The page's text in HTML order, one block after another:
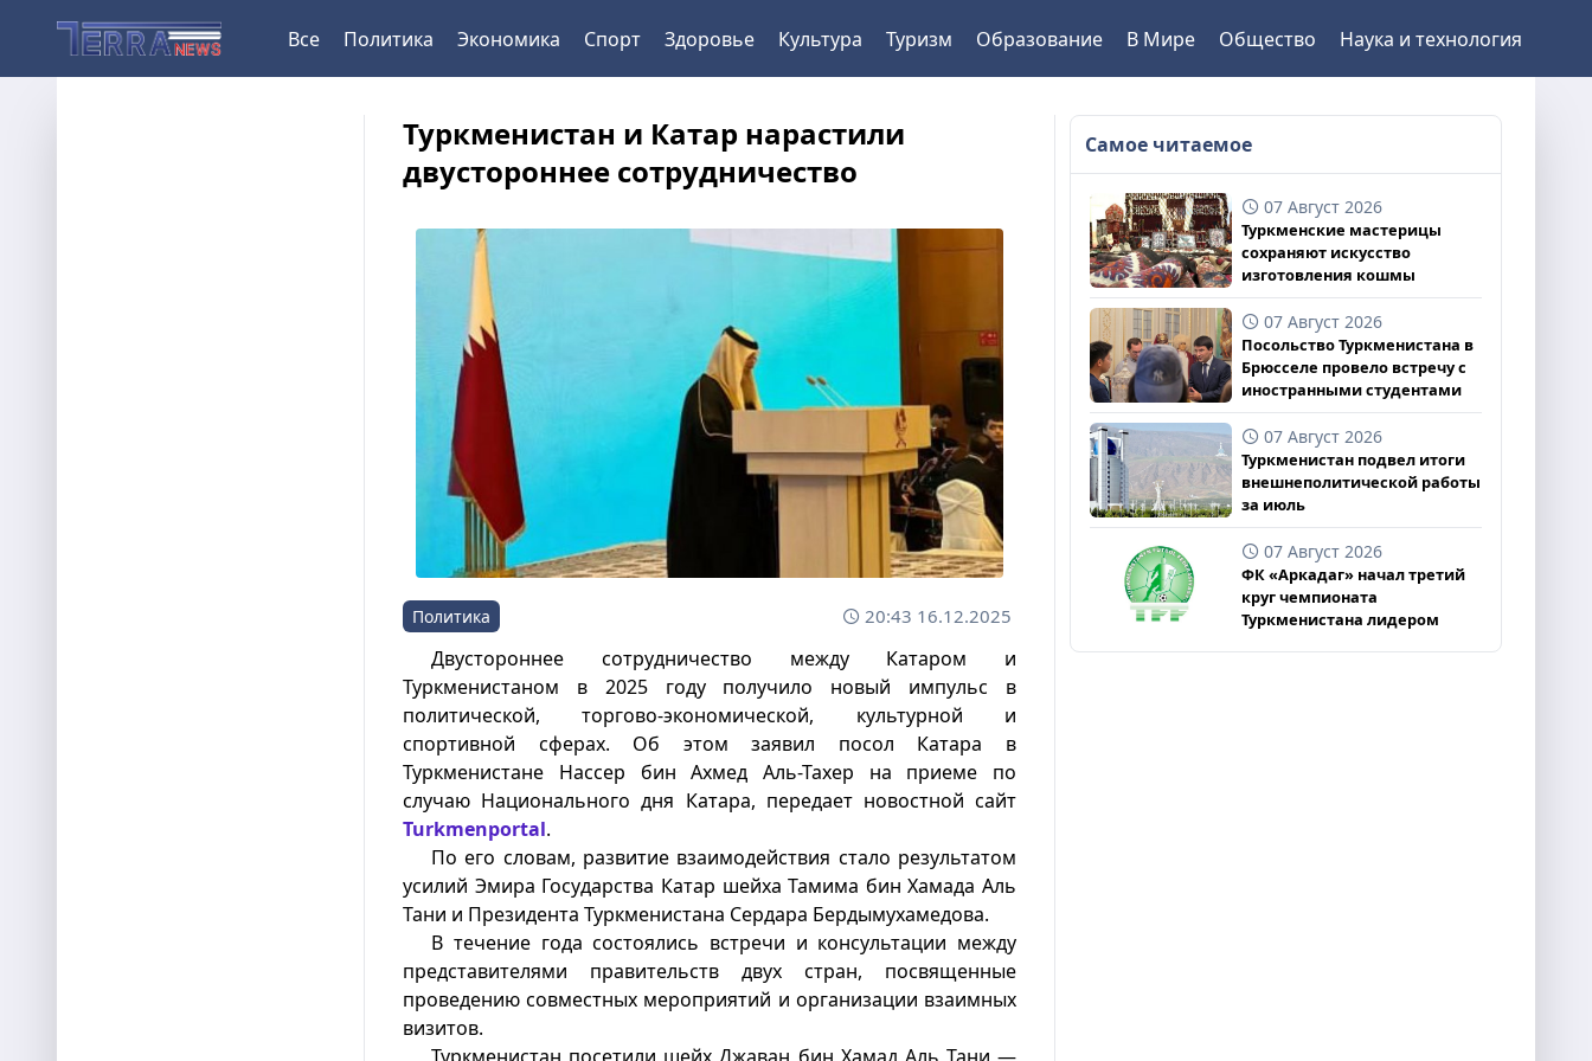
Все Политика Экономика Спорт Здоровье Культура Туризм Образование В Мире Общество Наука и технология
Туркменистан и Катар нарастили
двустороннее сотрудничество
Политика 20:43 16.12.2025
Двустороннее сотрудничество между Катаром и
Туркменистаном в 2025 году получило новый импульс в
политической, торгово-экономической, культурной и
спортивной сферах. Об этом заявил посол Катара в
Туркменистане Нассер бин Ахмед Аль-Тахер на приеме по
случаю Национального дня Катара, передает новостной сайт
Turkmenportal.
По его словам, развитие взаимодействия стало результатом
усилий Эмира Государства Катар шейха Тамима бин Хамада Аль
Тани и Президента Туркменистана Сердара Бердымухамедова.
В течение года состоялись встречи и консультации между
представителями правительств двух стран, посвященные
проведению совместных мероприятий и организации взаимных
визитов.
Самое читаемое
07 Август 2026
Туркменские мастерицы
сохраняют искусство
изготовления кошмы
07 Август 2026
Посольство Туркменистана в
Брюсселе провело встречу с
иностранными студентами
07 Август 2026
Туркменистан подвел итоги
внешнеполитической работы
за июль
07 Август 2026
ФК «Аркадаг» начал третий
круг чемпионата
Туркменистана лидером